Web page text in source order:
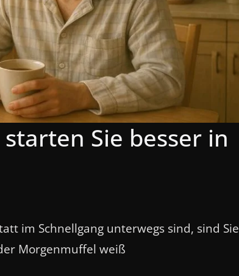
Sie besser in
im Schnellgang unterwegs sind, sind Sie
Morgenmuffel weiß